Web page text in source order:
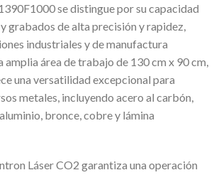
se distingue por su capacidad
grabados de alta precisión y rapidez,
industriales y de manufactura
amplia área de trabajo de 130 cm x 90 cm,
una versatilidad excepcional para
metales, incluyendo acero al carbón,
bronce, cobre y lámina
Láser CO2 garantiza una operación